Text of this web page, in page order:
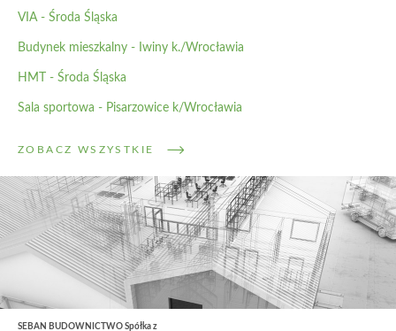
VIA - Środa Śląska
Budynek mieszkalny - Iwiny k./Wrocławia
HMT - Środa Śląska
Sala sportowa - Pisarzowice k/Wrocławia
ZOBACZ WSZYSTKIE
SEBAN BUDOWNICTWO Spółka z